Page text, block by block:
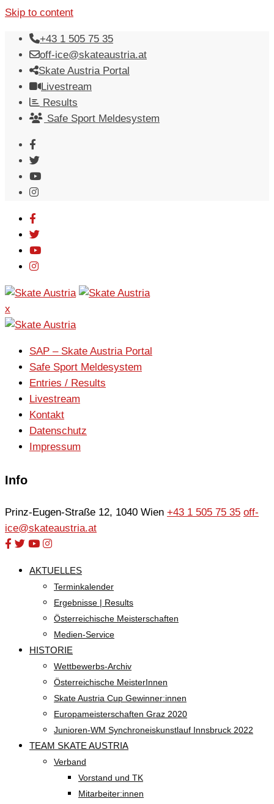
Skip to content
+43 1 505 75 35
off-ice@skateaustria.at
Skate Austria Portal
Livestream
Results
Safe Sport Meldesystem
x
SAP – Skate Austria Portal
Safe Sport Meldesystem
Entries / Results
Livestream
Kontakt
Datenschutz
Impressum
Info
Prinz-Eugen-Straße 12, 1040 Wien +43 1 505 75 35 off-
ice@skateaustria.at
AKTUELLES
Terminkalender
Ergebnisse | Results
Österreichische Meisterschaften
Medien-Service
HISTORIE
Wettbewerbs-Archiv
Österreichische MeisterInnen
Skate Austria Cup Gewinner:innen
Europameisterschaften Graz 2020
Junioren-WM Synchroneiskunstlauf Innsbruck 2022
TEAM SKATE AUSTRIA
Verband
Vorstand und TK
Mitarbeiter:innen